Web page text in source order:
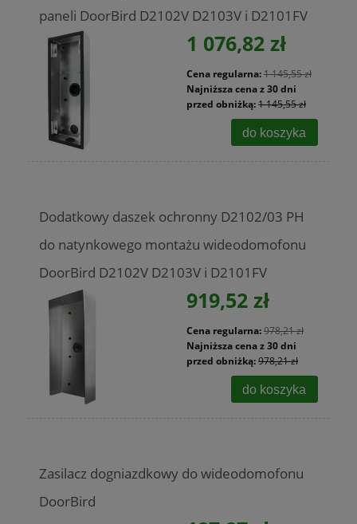
paneli DoorBird D2102V D2103V i D2101FV
1 076,82 zł
Cena regularna:1 145,55 zł
Najniższa cena z 30 dni
przed obniżką:1 145,55 zł
do koszyka
Dodatkowy daszek ochronny D2102/03 PH
do natynkowego montażu wideodomofonu
DoorBird D2102V D2103V i D2101FV
919,52 zł
Cena regularna:978,21 zł
Najniższa cena z 30 dni
przed obniżką:978,21 zł
do koszyka
Zasilacz dogniazdkowy do wideodomofonu
DoorBird